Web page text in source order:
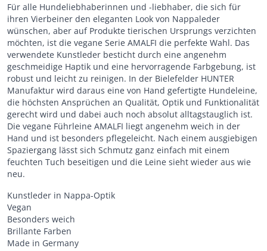
Für alle Hundeliebhaberinnen und -liebhaber, die sich für
ihren Vierbeiner den eleganten Look von Nappaleder
wünschen, aber auf Produkte tierischen Ursprungs verzichten
möchten, ist die vegane Serie AMALFI die perfekte Wahl. Das
verwendete Kunstleder besticht durch eine angenehm
geschmeidige Haptik und eine hervorragende Farbgebung, ist
robust und leicht zu reinigen. In der Bielefelder HUNTER
Manufaktur wird daraus eine von Hand gefertigte Hundeleine,
die höchsten Ansprüchen an Qualität, Optik und Funktionalität
gerecht wird und dabei auch noch absolut alltagstauglich ist.
Die vegane Führleine AMALFI liegt angenehm weich in der
Hand und ist besonders pflegeleicht. Nach einem ausgiebigen
Spaziergang lässt sich Schmutz ganz einfach mit einem
feuchten Tuch beseitigen und die Leine sieht wieder aus wie
neu.
Kunstleder in Nappa-Optik
Vegan
Besonders weich
Brillante Farben
Made in Germany